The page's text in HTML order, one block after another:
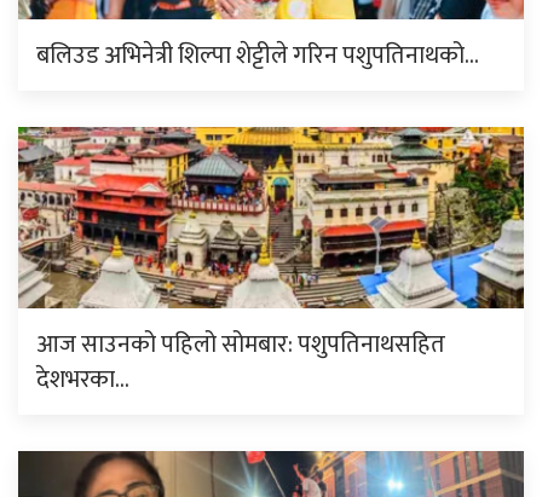
बलिउड अभिनेत्री शिल्पा शेट्टीले गरिन पशुपतिनाथको…
आज साउनको पहिलो सोमबार: पशुपतिनाथसहित
देशभरका…